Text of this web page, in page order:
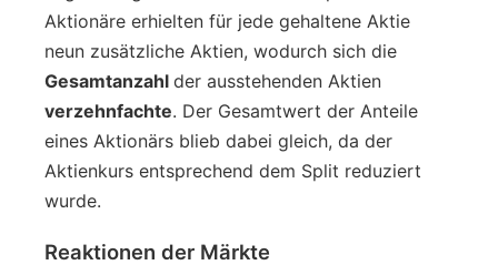
Aktionäre erhielten für jede gehaltene Aktie
neun zusätzliche Aktien, wodurch sich die
Gesamtanzahl der ausstehenden Aktien
verzehnfachte. Der Gesamtwert der Anteile
eines Aktionärs blieb dabei gleich, da der
Aktienkurs entsprechend dem Split reduziert
wurde.
Reaktionen der Märkte